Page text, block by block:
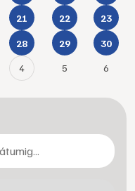
21 22 23
28 29 30
4 5 6